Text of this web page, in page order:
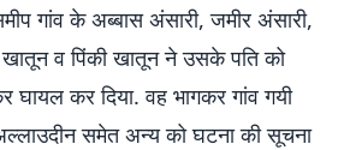
गांव के अब्बास अंसारी, जमीर अंसारी,
खातून व पिंकी खातून ने उसके पति को
घायल कर दिया. वह भागकर गांव गयी
समेत अन्य को घटना की सूचना